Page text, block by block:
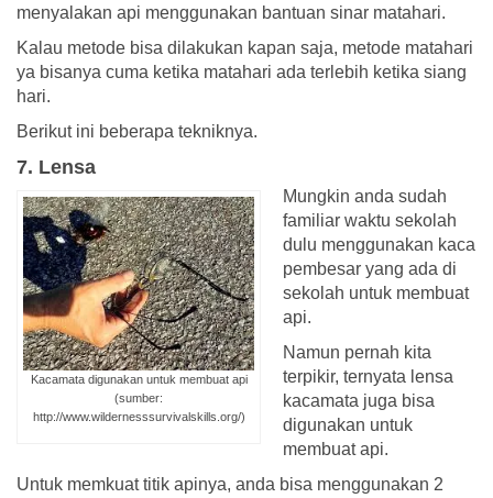
menyalakan api menggunakan bantuan sinar matahari.
Kalau metode bisa dilakukan kapan saja, metode matahari
ya bisanya cuma ketika matahari ada terlebih ketika siang
hari.
Berikut ini beberapa tekniknya.
7. Lensa
Kacamata digunakan untuk membuat api
(sumber:
http://www.wildernesssurvivalskills.org/)
Mungkin anda sudah
familiar waktu sekolah
dulu menggunakan kaca
pembesar yang ada di
sekolah untuk membuat
api.
Namun pernah kita
terpikir, ternyata lensa
kacamata juga bisa
digunakan untuk
membuat api.
Untuk memkuat titik apinya, anda bisa menggunakan 2